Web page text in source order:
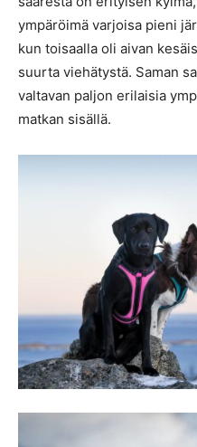
ympäröimä varjoisa pieni
kun toisaalla oli aivan
suurta viehätystä. Saman
valtavan paljon erilaisia
matkan sisällä.